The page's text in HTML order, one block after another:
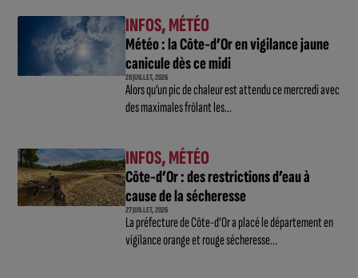
INFOS,MÉTÉO
Météo : la Côte-d’Or en vigilance jaune
canicule dès ce midi
28 JUILLET, 2026
Alors qu’un pic de chaleur est attendu ce mercredi avec
des maximales frôlant les...
INFOS,MÉTÉO
Côte-d’Or : des restrictions d’eau à
cause de la sécheresse
27 JUILLET, 2026
La préfecture de Côte-d’Or a placé le département en
vigilance orange et rouge sécheresse...